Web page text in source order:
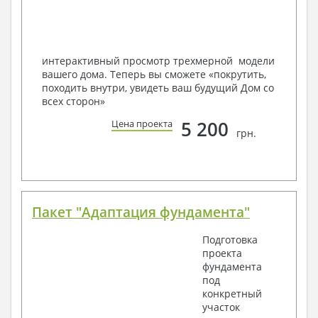
условий, за дополнительную плату.
Получить профессиональную консультацию у
наших специалистов, Вы можете любым
способом связи: закажите обратный звонок,
по viber, e-mail, телефон -
интерактивный просмотр трехмерной модели
вашего дома. Теперь вы сможете «покрутить,
походить внутри, увидеть ваш будущий Дом со
всех сторон»
Цена проекта 5 200 грн.
Пакет "Адаптация фундамента"
Подготовка
проекта
фундамента
под
конкретный
участок